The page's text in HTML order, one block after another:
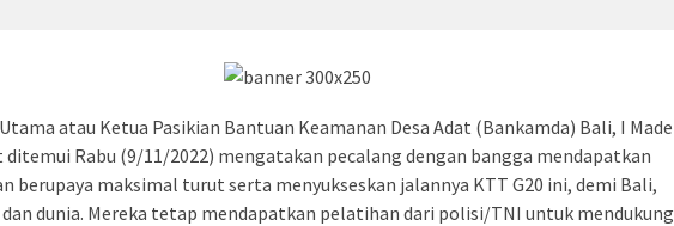
atau Ketua Pasikian Bantuan Keamanan Desa Adat (Bankamda) Bali, I Made
ditemui Rabu (9/11/2022) mengatakan pecalang dengan bangga mendapatkan
berupaya maksimal turut serta menyukseskan jalannya KTT G20 ini, demi Bali,
dunia. Mereka tetap mendapatkan pelatihan dari polisi/TNI untuk mendukung